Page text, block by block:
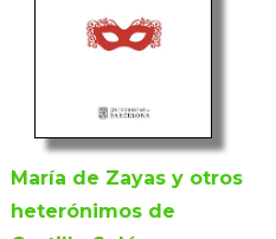
María de Zayas y otros
heterónimos de